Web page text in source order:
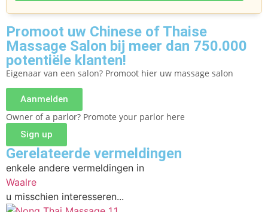
Promoot uw Chinese of Thaise
Massage Salon bij meer dan 750.000
potentiële klanten!
Eigenaar van een salon? Promoot hier uw massage salon
Aanmelden
Owner of a parlor? Promote your parlor here
Sign up
Gerelateerde vermeldingen
enkele andere vermeldingen in
Waalre
u misschien interesseren...